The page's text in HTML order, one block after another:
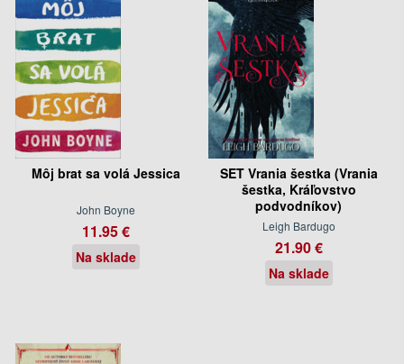
Môj brat sa volá Jessica
John Boyne
11.95 €
Na sklade
SET Vrania šestka (Vrania
šestka, Kráľovstvo
podvodníkov)
Leigh Bardugo
21.90 €
Na sklade